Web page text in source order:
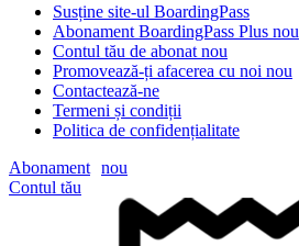
Susține site-ul BoardingPass
Abonament BoardingPass Plus nou
Contul tău de abonat nou
Promovează-ți afacerea cu noi nou
Contactează-ne
Termeni și condiții
Politica de confidențialitate
Abonament nou
Contul tău